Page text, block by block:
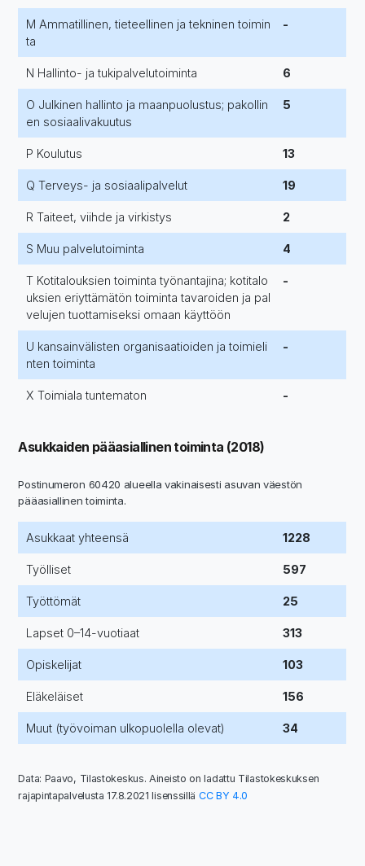
M Ammatillinen, tieteellinen ja tekninen toimin
ta
-
N Hallinto- ja tukipalvelutoiminta 6
O Julkinen hallinto ja maanpuolustus; pakollin
en sosiaalivakuutus
5
P Koulutus 13
Q Terveys- ja sosiaalipalvelut 19
R Taiteet, viihde ja virkistys 2
S Muu palvelutoiminta 4
T Kotitalouksien toiminta työnantajina; kotitalo
uksien eriyttämätön toiminta tavaroiden ja pal
velujen tuottamiseksi omaan käyttöön
-
U kansainvälisten organisaatioiden ja toimieli
nten toiminta
-
X Toimiala tuntematon -
Asukkaiden pääasiallinen toiminta (2018)
Postinumeron 60420 alueella vakinaisesti asuvan väestön
pääasiallinen toiminta.
Asukkaat yhteensä 1228
Työlliset 597
Työttömät 25
Lapset 0–14-vuotiaat 313
Opiskelijat 103
Eläkeläiset 156
Muut (työvoiman ulkopuolella olevat) 34
Data: Paavo, Tilastokeskus. Aineisto on ladattu Tilastokeskuksen
rajapintapalvelusta 17.8.2021 lisenssillä CC BY 4.0